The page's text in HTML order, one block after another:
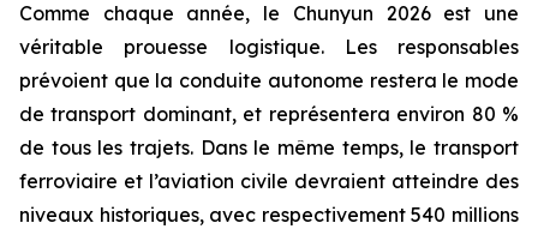
Comme chaque année, le Chunyun 2026 est une
véritable prouesse logistique. Les responsables
prévoient que la conduite autonome restera le mode
de transport dominant, et représentera environ 80 %
de tous les trajets. Dans le même temps, le transport
ferroviaire et l’aviation civile devraient atteindre des
niveaux historiques, avec respectivement 540 millions